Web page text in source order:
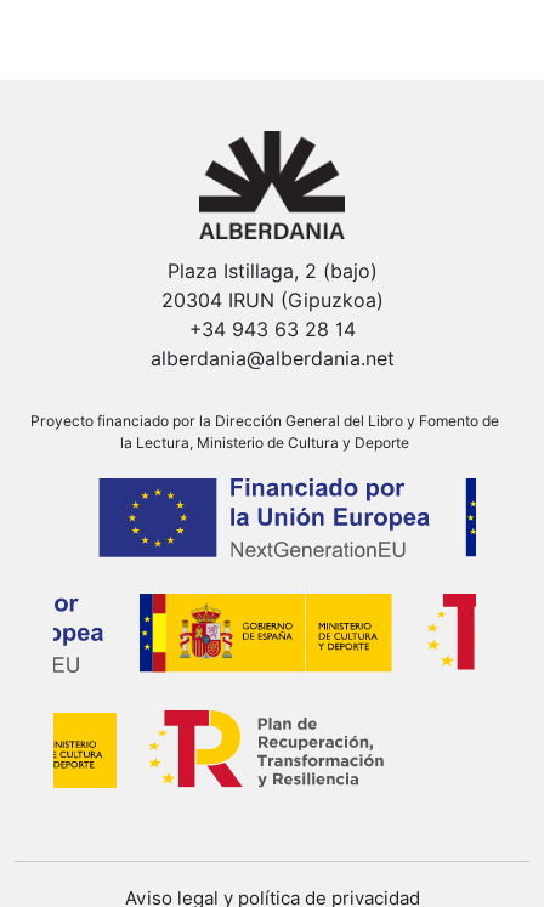
Plaza Istillaga, 2 (bajo)
20304 IRUN (Gipuzkoa)
+34 943 63 28 14
alberdania@alberdania.net
Proyecto financiado por la Dirección General del Libro y Fomento de
la Lectura, Ministerio de Cultura y Deporte
Aviso legal y política de privacidad